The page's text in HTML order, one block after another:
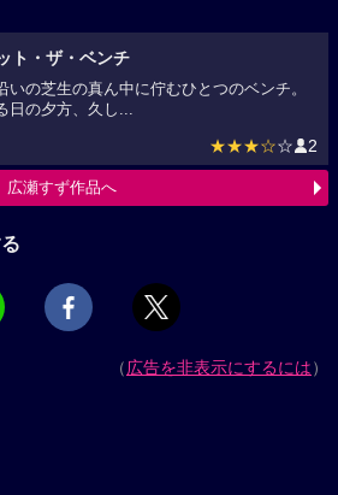
ト・ザ・ベンチ
いの芝生の真ん中に佇むひとつのベンチ。
日の夕方、久し...
★★★☆☆ 2
広瀬すず作品へ
（広告を非表示にするには）